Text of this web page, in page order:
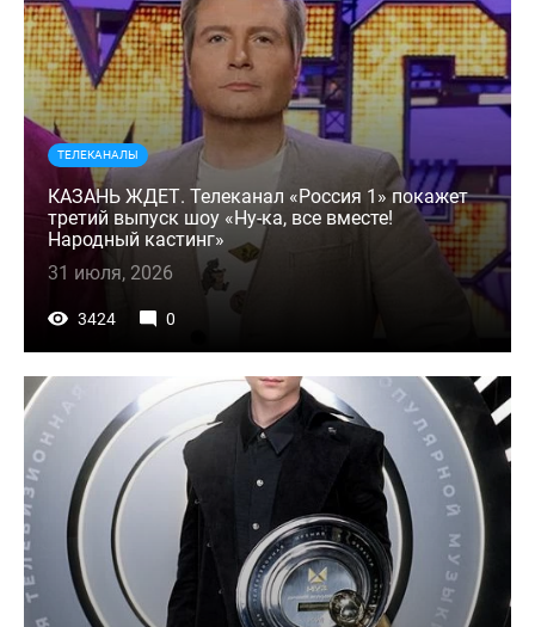
ТЕЛЕКАНАЛЫ
КАЗАНЬ ЖДЕТ. Телеканал «Россия 1» покажет
третий выпуск шоу «Ну-ка, все вместе!
Народный кастинг»
31 июля, 2026
3424 0